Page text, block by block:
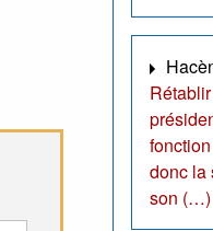
donc la
son (…)